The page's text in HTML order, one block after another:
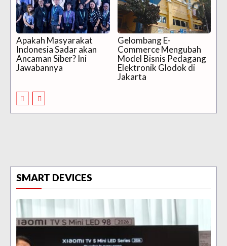
Apakah Masyarakat
Indonesia Sadar akan
Ancaman Siber? Ini
Jawabannya
Gelombang E-
Commerce Mengubah
Model Bisnis Pedagang
Elektronik Glodok di
Jakarta
SMART DEVICES